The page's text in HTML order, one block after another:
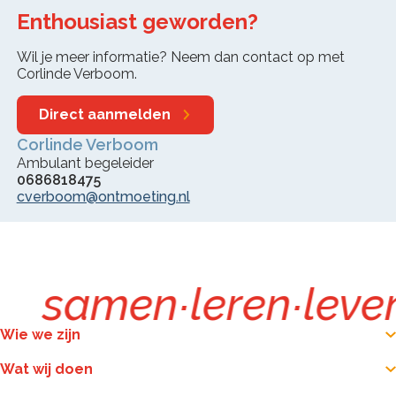
Enthousiast geworden?
Wil je meer informatie? Neem dan contact op met
Corlinde Verboom.
Direct aanmelden
Corlinde Verboom
Ambulant begeleider
0686818475
cverboom@ontmoeting.nl
samen∙leren∙
Wie we zijn
Wat wij doen